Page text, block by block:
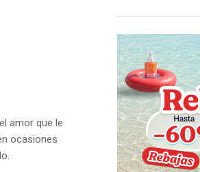
amor que le
ocasiones